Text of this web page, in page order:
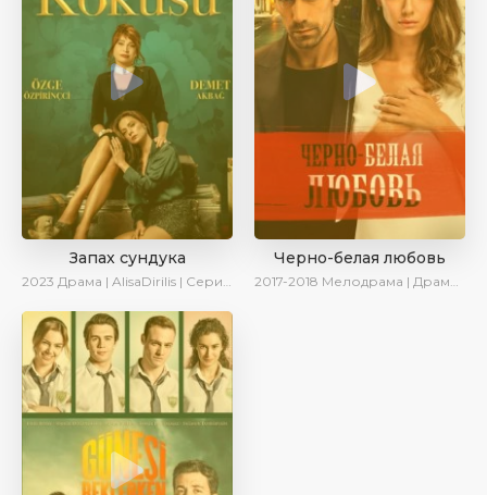
Запах сундука
2023 Драма | AlisaDirilis | Сериалы 2023
Черно-белая любовь
2017-2018 Мелодрама | Драма | Боевик | SesDizi